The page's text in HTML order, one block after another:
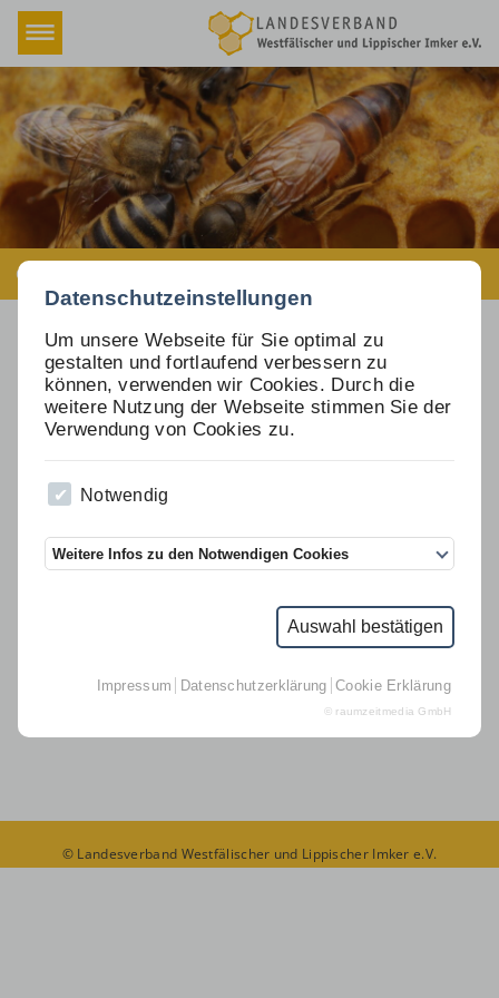
Datenschutzeinstellungen
Um unsere Webseite für Sie optimal zu
gestalten und fortlaufend verbessern zu
können, verwenden wir Cookies. Durch die
weitere Nutzung der Webseite stimmen Sie der
Verwendung von Cookies zu.
Notwendig
Weitere Infos zu den Notwendigen Cookies
Auswahl bestätigen
Impressum Datenschutzerklärung Cookie Erklärung
© raumzeitmedia GmbH
Navigation
überspringen
Home
Verband
Fachbereiche
Termine & Schulungen
Termine & Schulungen (Kopie)
Rundschreiben
Beschlüsse
Versicherung
Honigmarkt
Downloads
Links
D.I.B.-MV
Impressum
Datenschutz
Gel Pen
© Landesverband Westfälischer und Lippischer Imker e.V.